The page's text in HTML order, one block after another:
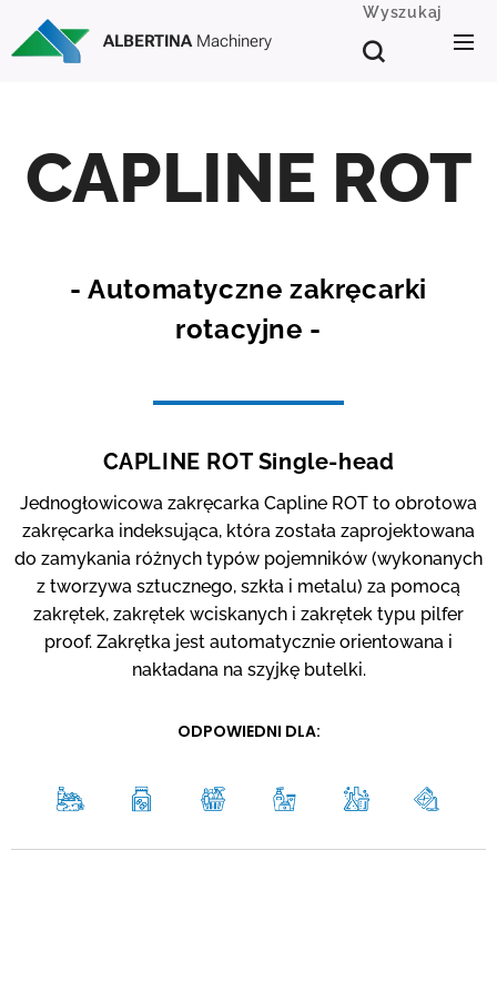
ALBERTINA Machinery
Wyszukaj
CAPLINE ROT
- Automatyczne zakręcarki
rotacyjne -
CAPLINE ROT Single-head
Jednogłowicowa zakręcarka Capline ROT to obrotowa
zakręcarka indeksująca, która została zaprojektowana
do zamykania różnych typów pojemników (wykonanych
z tworzywa sztucznego, szkła i metalu) za pomocą
zakrętek, zakrętek wciskanych i zakrętek typu pilfer
proof. Zakrętka jest automatycznie orientowana i
nakładana na szyjkę butelki.
ODPOWIEDNI DLA: